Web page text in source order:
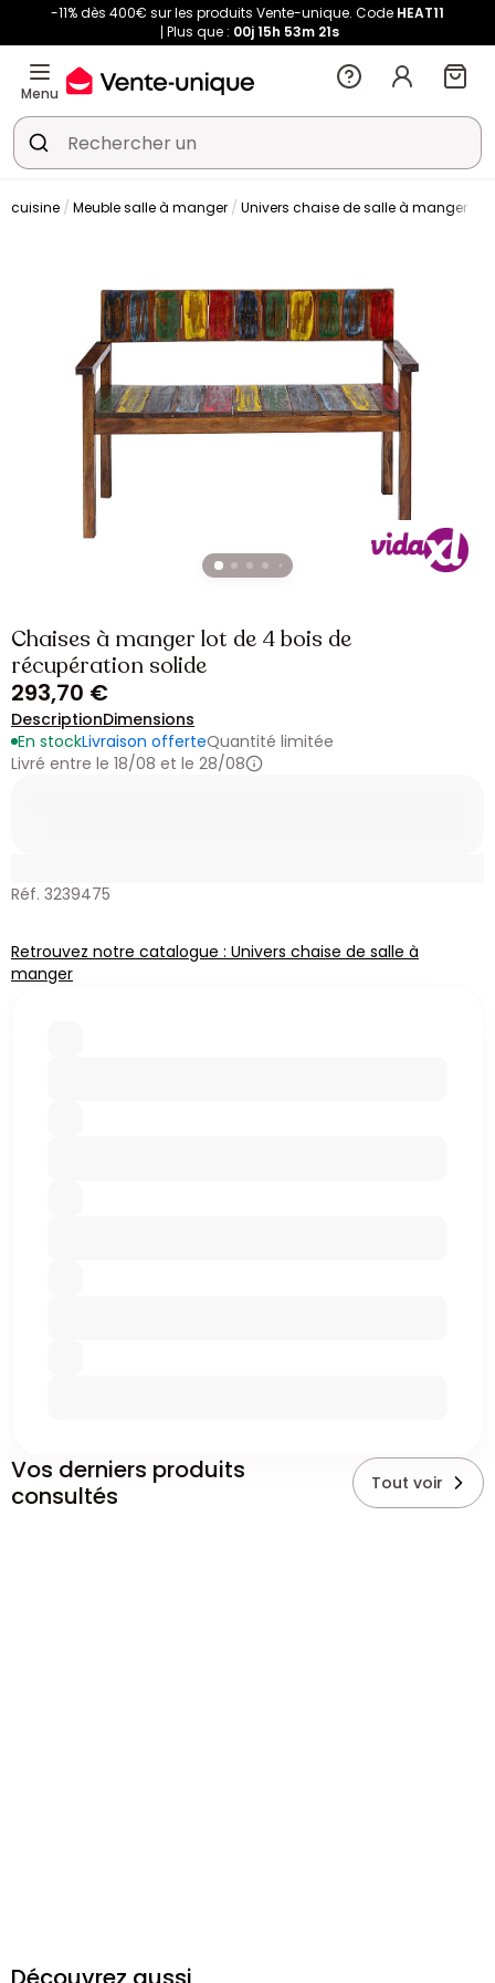
-11% dès 400€ sur les produits Vente-unique. Code HEAT11
Plus que : 00j 15h 53m 20s
Menu
cuisine Meuble salle à manger Univers chaise de salle à manger
Chaises à manger lot de 4 bois de
récupération solide
293,70 €
DescriptionDimensions
En stockLivraison offerteQuantité limitée
Livré entre le 18/08 et le 28/08
Réf. 3239475
Retrouvez notre catalogue : Univers chaise de salle à
manger
Vos derniers produits
consultés
Tout voir